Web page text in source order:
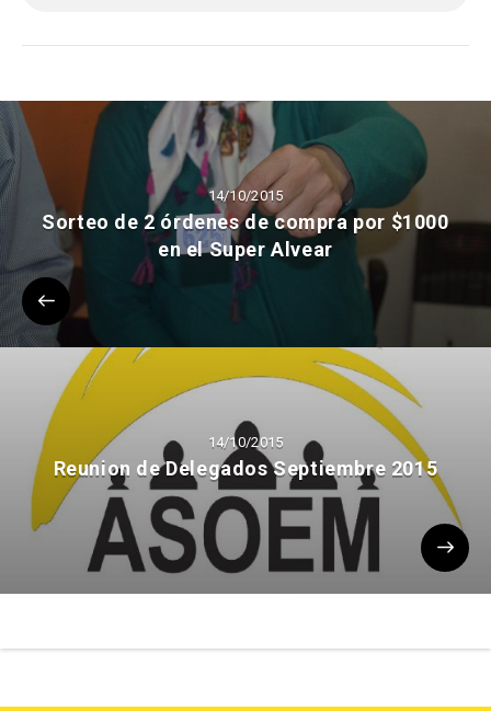
14/10/2015
Sorteo de 2 órdenes de compra por $1000
en el Super Alvear
14/10/2015
Reunion de Delegados Septiembre 2015